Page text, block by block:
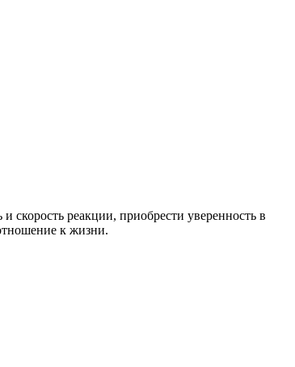
реакции, приобрести уверенность в
к жизни.